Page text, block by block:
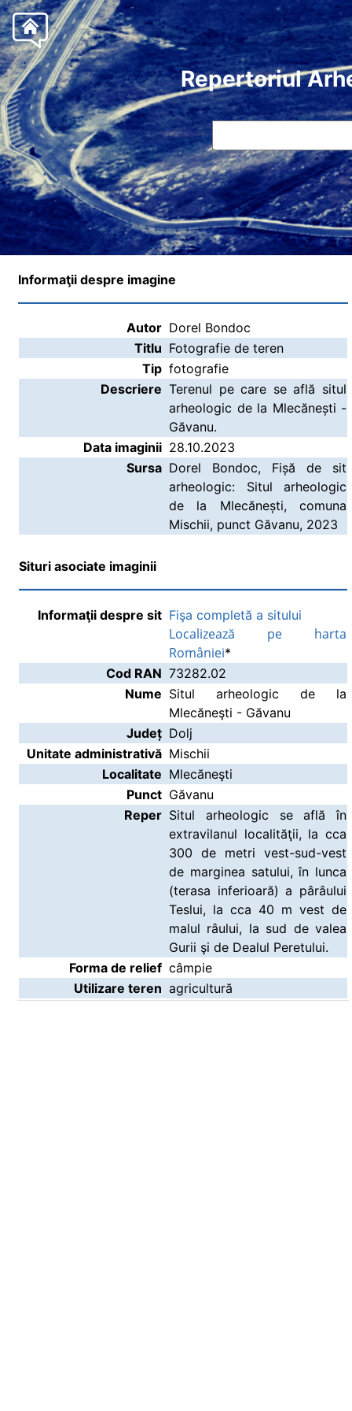
Repertoriul
Informaţii despre imagine
Autor Dorel Bondoc
Titlu Fotografie de teren
Tip fotografie
Descriere Terenul pe care se află situl
arheologic de la Mlecănești -
Găvanu.
Data imaginii 28.10.2023
Sursa Dorel Bondoc, Fișă de sit
arheologic: Situl arheologic
de la Mlecănești, comuna
Mischii, punct Găvanu, 2023
Situri asociate imaginii
Informaţii despre sit Fişa completă a sitului
Localizează pe harta
României*
Cod RAN 73282.02
Nume Situl arheologic de la
Mlecăneşti - Găvanu
Județ Dolj
Unitate administrativă Mischii
Localitate Mlecăneşti
Punct Găvanu
Reper Situl arheologic se află în
extravilanul localităţii, la cca
300 de metri vest-sud-vest
de marginea satului, în lunca
(terasa inferioară) a pârâului
Teslui, la cca 40 m vest de
malul râului, la sud de valea
Gurii şi de Dealul Peretului.
Forma de relief câmpie
Utilizare teren agricultură